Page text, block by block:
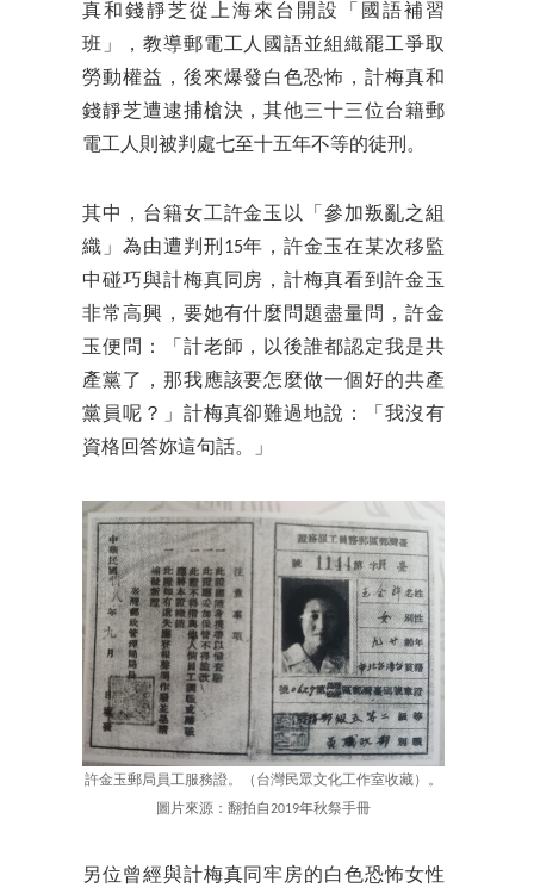
真和錢靜芝從上海來台開設「國語補習
班」，教導郵電工人國語並組織罷工爭取
勞動權益，後來爆發白色恐怖，計梅真和
錢靜芝遭逮捕槍決，其他三十三位台籍郵
電工人則被判處七至十五年不等的徒刑。
其中，台籍女工許金玉以「參加叛亂之組
織」為由遭判刑15年，許金玉在某次移監
中碰巧與計梅真同房，計梅真看到許金玉
非常高興，要她有什麼問題盡量問，許金
玉便問：「計老師，以後誰都認定我是共
產黨了，那我應該要怎麼做一個好的共產
黨員呢？」計梅真卻難過地說：「我沒有
資格回答妳這句話。」
許金玉郵局員工服務證。（台灣民眾文化工作室收藏）。
圖片來源：翻拍自2019年秋祭手冊
另位曾經與計梅真同牢房的白色恐怖女性